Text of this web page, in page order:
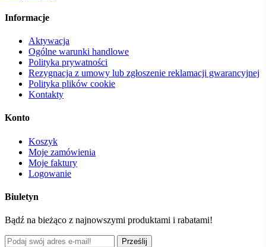
Informacje
Aktywacja
Ogólne warunki handlowe
Polityka prywatności
Rezygnacja z umowy lub zgłoszenie reklamacji gwarancyjnej
Polityka plików cookie
Kontakty
Konto
Koszyk
Moje zamówienia
Moje faktury
Logowanie
Biuletyn
Bądź na bieżąco z najnowszymi produktami i rabatami!
Prześlij